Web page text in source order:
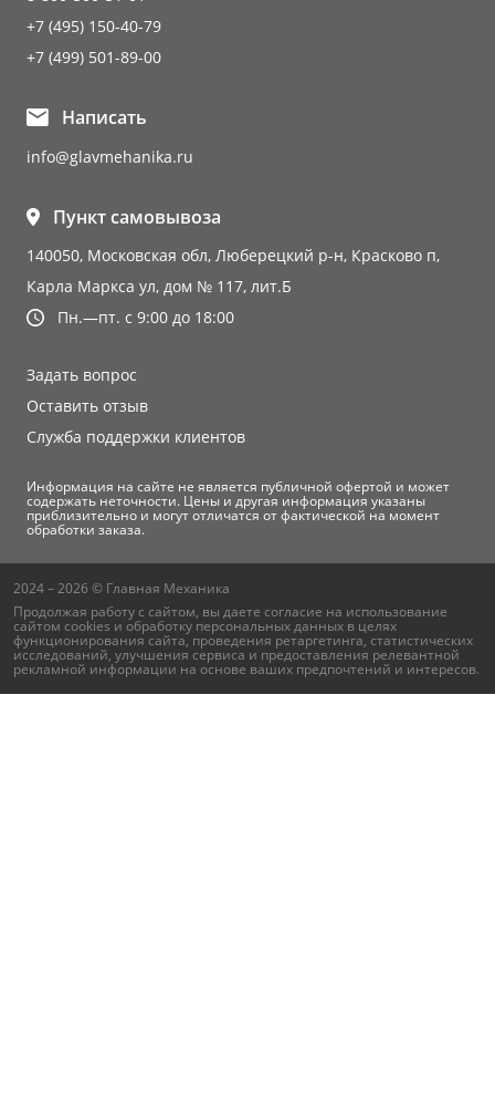
+7 (495) 150-40-79
+7 (499) 501-89-00
Написать
info@glavmehanika.ru
Пункт самовывоза
140050, Московская обл, Люберецкий р-н, Красково п,
Карла Маркса ул, дом № 117, лит.Б
Пн.—пт. с 9:00 до 18:00
Задать вопрос
Оставить отзыв
Служба поддержки клиентов
Информация на сайте не является публичной офертой и может
содержать неточности. Цены и другая информация указаны
приблизительно и могут отличатся от фактической на момент
обработки заказа.
2024 – 2026 © Главная Механика
Продолжая работу с сайтом, вы даете согласие на использование
сайтом cookies и обработку персональных данных в целях
функционирования сайта, проведения ретаргетинга, статистических
исследований, улучшения сервиса и предоставления релевантной
рекламной информации на основе ваших предпочтений и интересов.